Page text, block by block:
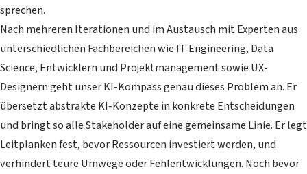
sprechen.
Nach mehreren Iterationen und im Austausch mit Experten aus
unterschiedlichen Fachbereichen wie IT Engineering, Data
Science, Entwicklern und Projektmanagement sowie UX-
Designern geht unser KI-Kompass genau dieses Problem an. Er
übersetzt abstrakte KI-Konzepte in konkrete Entscheidungen
und bringt so alle Stakeholder auf eine gemeinsame Linie. Er legt
Leitplanken fest, bevor Ressourcen investiert werden, und
verhindert teure Umwege oder Fehlentwicklungen. Noch bevor